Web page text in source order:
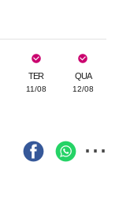
TER
11/08
QUA
12/08
...